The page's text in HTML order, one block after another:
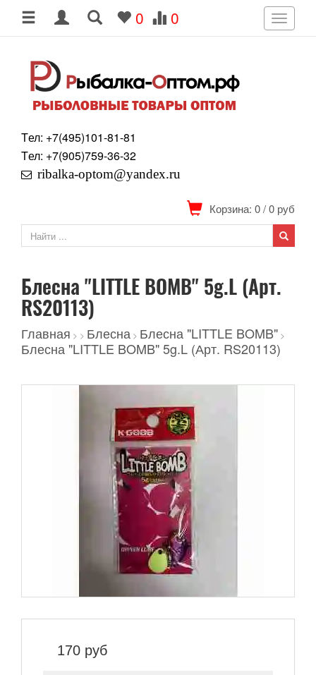
0 0
Toggle
Tел: +7(495)101-81-81
Tел: +7(905)759-36-32
ribalka-optom@yandex.ru
Корзина: 0/0 руб
Блесна "LITTLE BOMB" 5g.L (Арт.
RS20113)
Главная > > Блесна > Блесна "LITTLE BOMB" >
Блесна "LITTLE BOMB" 5g.L (Арт. RS20113)
170 руб